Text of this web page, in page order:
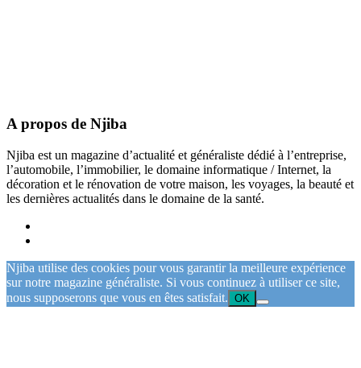
A propos de Njiba
Njiba est un magazine d’actualité et généraliste dédié à l’entreprise,
l’automobile, l’immobilier, le domaine informatique / Internet, la
décoration et le rénovation de votre maison, les voyages, la beauté et
les dernières actualités dans le domaine de la santé.
Njiba utilise des cookies pour vous garantir la meilleure expérience
sur notre magazine généraliste. Si vous continuez à utiliser ce site,
nous supposerons que vous en êtes satisfait. OK